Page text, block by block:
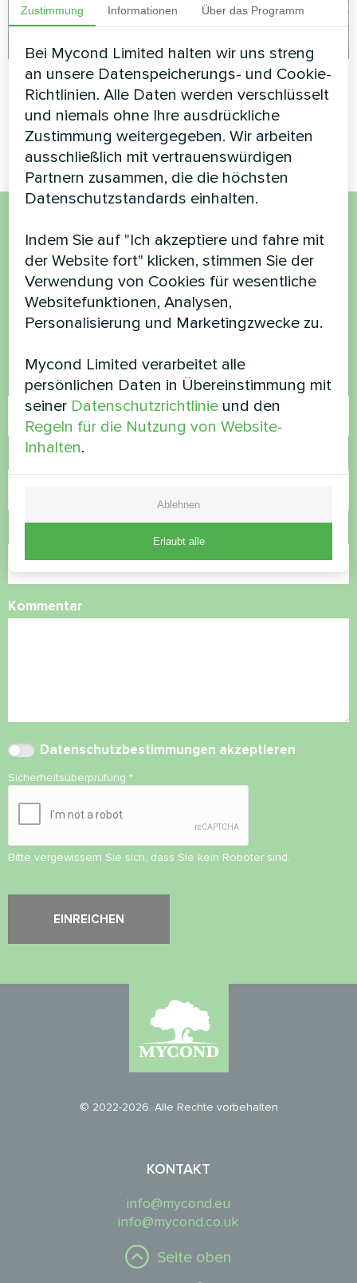
Privates Haus
Kunstwerk Design
Gebläsekonvektor Glas-Serie
Büro
Artwork Design
Gebläsekonvektor Silent Serie
Möchten Sie kaufen oder
haben Sie Fragen?
Kontaktieren Sie uns und wir werden Ihnen
Name
Rufnummer
Kommentar
Datenschutzbestimmungen akzeptieren
Sicherheitsüberprüfung *
Bitte vergewissern Sie sich, dass Sie kein Roboter sind.
© 2022-2026. Alle Rechte vorbehalten
KONTAKT
info@mycond.eu
info@mycond.co.uk
Seite oben
Zustimmung Informationen Über das Programm
Bei Mycond Limited halten wir uns streng
an unsere Datenspeicherungs- und Cookie-
Richtlinien. Alle Daten werden verschlüsselt
und niemals ohne Ihre ausdrückliche
Zustimmung weitergegeben. Wir arbeiten
ausschließlich mit vertrauenswürdigen
Partnern zusammen, die die höchsten
Datenschutzstandards einhalten.
Indem Sie auf "Ich akzeptiere und fahre mit
der Website fort" klicken, stimmen Sie der
Verwendung von Cookies für wesentliche
Websitefunktionen, Analysen,
Personalisierung und Marketingzwecke zu.
Mycond Limited verarbeitet alle
persönlichen Daten in Übereinstimmung mit
seiner Datenschutzrichtlinie und den
Regeln für die Nutzung von Website-
Inhalten.
Ablehnen
Erlaubt alle